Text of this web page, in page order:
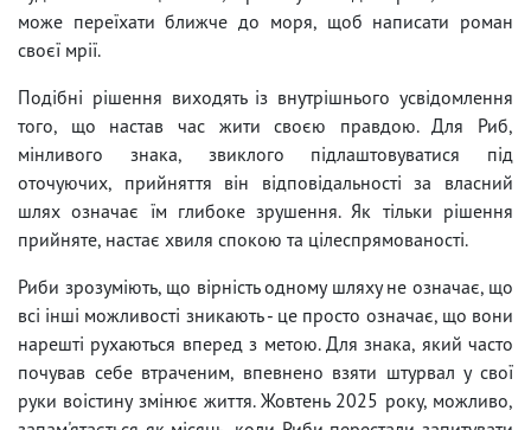
може переїхати ближче до моря, щоб написати роман
своєї мрії.
Подібні рішення виходять із внутрішнього усвідомлення
того, що настав час жити своєю правдою. Для Риб,
мінливого знака, звиклого підлаштовуватися під
оточуючих, прийняття він відповідальності за власний
шлях означає їм глибоке зрушення. Як тільки рішення
прийняте, настає хвиля спокою та цілеспрямованості.
Риби зрозуміють, що вірність одному шляху не означає, що
всі інші можливості зникають - це просто означає, що вони
нарешті рухаються вперед з метою. Для знака, який часто
почував себе втраченим, впевнено взяти штурвал у свої
руки воістину змінює життя. Жовтень 2025 року, можливо,